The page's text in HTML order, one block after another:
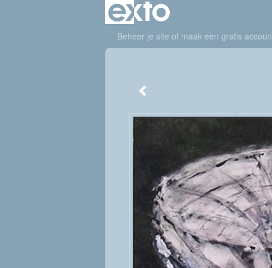
Beheer je site of maak een gratis